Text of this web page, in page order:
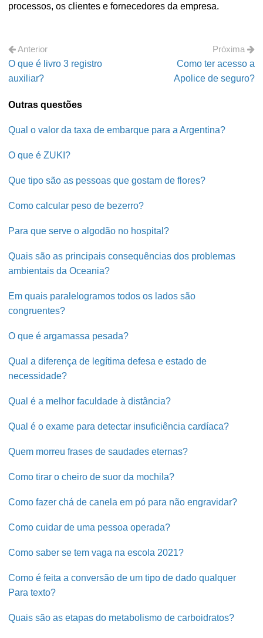
processos, os clientes e fornecedores da empresa.
Anterior
O que é livro 3 registro
auxiliar?
Próxima
Como ter acesso a
Apolice de seguro?
Outras questões
Qual o valor da taxa de embarque para a Argentina?
O que é ZUKI?
Que tipo são as pessoas que gostam de flores?
Como calcular peso de bezerro?
Para que serve o algodão no hospital?
Quais são as principais consequências dos problemas
ambientais da Oceania?
Em quais paralelogramos todos os lados são
congruentes?
O que é argamassa pesada?
Qual a diferença de legítima defesa e estado de
necessidade?
Qual é a melhor faculdade à distância?
Qual é o exame para detectar insuficiência cardíaca?
Quem morreu frases de saudades eternas?
Como tirar o cheiro de suor da mochila?
Como fazer chá de canela em pó para não engravidar?
Como cuidar de uma pessoa operada?
Como saber se tem vaga na escola 2021?
Como é feita a conversão de um tipo de dado qualquer
Para texto?
Quais são as etapas do metabolismo de carboidratos?